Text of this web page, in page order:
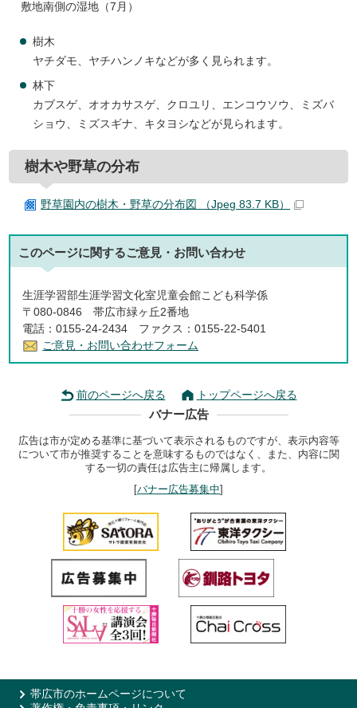
敷地南側の湿地（7月）
樹木
ヤチダモ、ヤチハンノキなどが多く見られます。
林下
カブスゲ、オオカサスゲ、クロユリ、エンコウソウ、ミズバ
ショウ、ミズスギナ、キタヨシなどが見られます。
樹木や野草の分布
野草園内の樹木・野草の分布図 （Jpeg 83.7 KB）
このページに関するご意見・お問い合わせ
生涯学習部生涯学習文化室児童会館こども科学係
〒080-0846 帯広市緑ヶ丘2番地
電話：0155-24-2434 ファクス：0155-22-5401
ご意見・お問い合わせフォーム
前のページへ戻る トップページへ戻る
バナー広告
広告は市が定める基準に基づいて表示されるものですが、表示内容等
について市が推奨することを意味するものではなく、また、内容に関
する一切の責任は広告主に帰属します。
[バナー広告募集中]
帯広市のホームページについて